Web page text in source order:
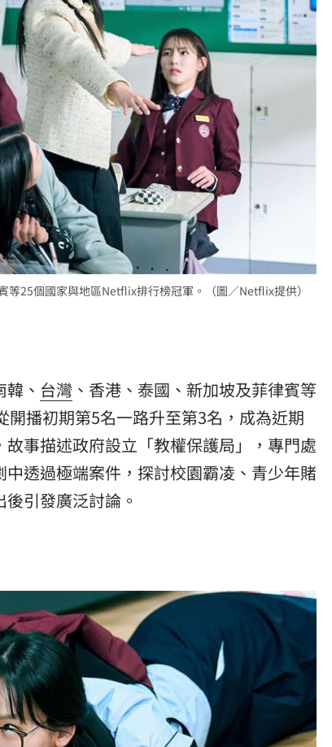
25個國家與地區Netflix排行榜冠軍。（圖／Netflix提供）
、 台灣 、香港、泰國、新加坡及菲律賓等
播初期第5名一路升至第3名，成為近期
事描述政府設立「教權保護局」，專門處
透過極端案件，探討校園霸凌、青少年賭
引發廣泛討論。